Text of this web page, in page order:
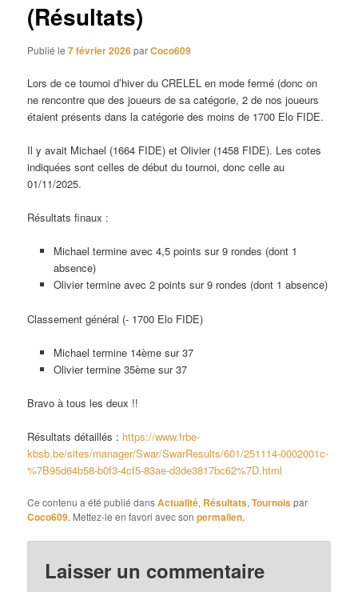
(Résultats)
Publié le7 février 2026parCoco609
Lors de ce tournoi d’hiver du CRELEL en mode fermé (donc on
ne rencontre que des joueurs de sa catégorie, 2 de nos joueurs
étaient présents dans la catégorie des moins de 1700 Elo FIDE.
Il y avait Michael (1664 FIDE) et Olivier (1458 FIDE). Les cotes
indiquées sont celles de début du tournoi, donc celle au
01/11/2025.
Résultats finaux :
Michael termine avec 4,5 points sur 9 rondes (dont 1
absence)
Olivier termine avec 2 points sur 9 rondes (dont 1 absence)
Classement général (- 1700 Elo FIDE)
Michael termine 14ème sur 37
Olivier termine 35ème sur 37
Bravo à tous les deux !!
Résultats détaillés : https://www.frbe-
kbsb.be/sites/manager/Swar/SwarResults/601/251114-0002001c-
%7B95d64b58-b0f3-4cf5-83ae-d3de3817bc62%7D.html
Ce contenu a été publié dansActualité, Résultats,Tournoispar
Coco609. Mettez-le en favori avec sonpermalien.
Laisser un commentaire